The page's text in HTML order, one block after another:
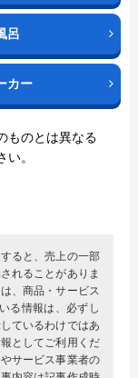
呂
カー
ものとは異なる
。
ると、売上の一部
れることがありま
、商品・サービス
る情報は、必ずし
ているわけではあ
としてご利用くだ
サービス事業者の